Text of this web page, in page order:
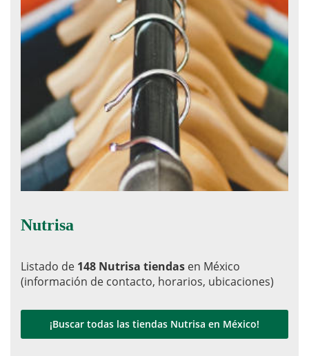
Nutrisa
Listado de 148 Nutrisa tiendas en México
(información de contacto, horarios, ubicaciones)
¡Buscar todas las tiendas Nutrisa en México!